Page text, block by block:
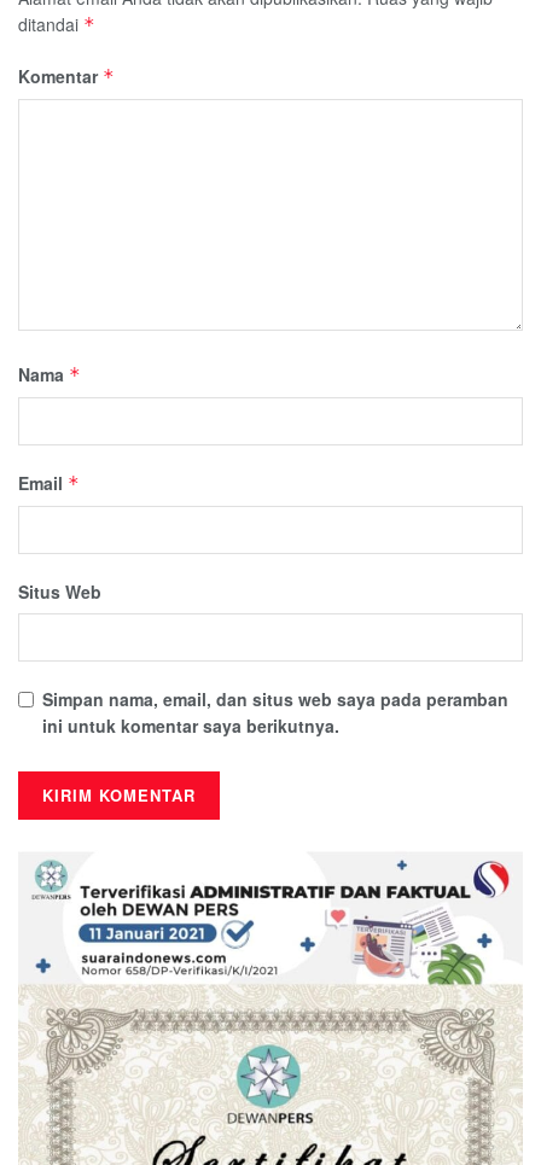
ditandai *
Komentar *
Nama *
Email *
Situs Web
Simpan nama, email, dan situs web saya pada peramban
ini untuk komentar saya berikutnya.